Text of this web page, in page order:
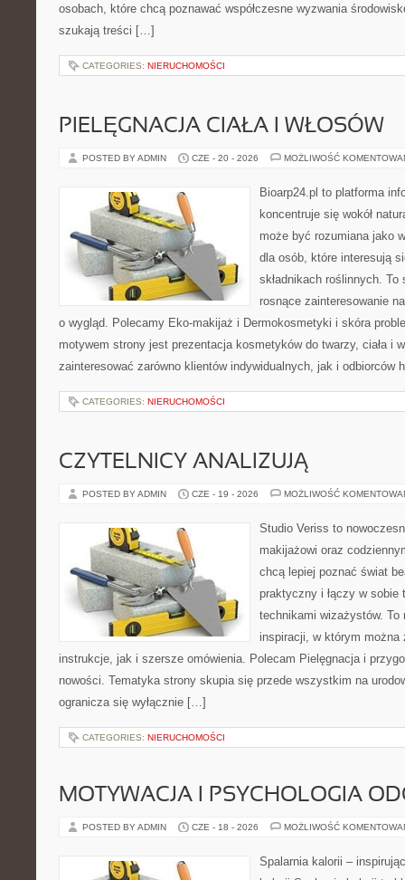
osobach, które chcą poznawać współczesne wyzwania
szukają treści […]
CATEGORIES: NIERUCHOMOŚCI
PIELĘGNACJA CIAŁA I WŁOSÓW
POSTED BY ADMIN CZE - 20 - 2026 MOŻLIWOŚĆ
Bioarp24.pl to platforma
koncentruje się wokół
może być rozumiana jako
dla osób, które interesują
składnikach roślinnych.
rosnące zainteresowanie
o wygląd. Polecamy Eko-makijaż i Dermokosmetyki i skóra
motywem strony jest prezentacja kosmetyków do twarzy, ciała i
zainteresować zarówno klientów indywidualnych, jak i
CATEGORIES: NIERUCHOMOŚCI
CZYTELNICY ANALIZUJĄ
POSTED BY ADMIN CZE - 19 - 2026 MOŻLIWOŚĆ
Studio Veriss to
makijażowi oraz
chcą lepiej poznać świat
praktyczny i łączy w sobie
technikami wizażystów. To
inspiracji, w którym można
instrukcje, jak i szersze omówienia. Polecam Pielęgnacja i
nowości. Tematyka strony skupia się przede wszystkim na
ogranicza się wyłącznie […]
CATEGORIES: NIERUCHOMOŚCI
MOTYWACJA I PSYCHOLOGIA
POSTED BY ADMIN CZE - 18 - 2026 MOŻLIWOŚĆ
Spalarnia kalorii –